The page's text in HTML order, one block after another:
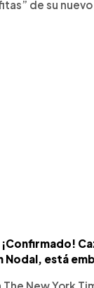
de su
¡Confirmado!
Nodal, está
New York